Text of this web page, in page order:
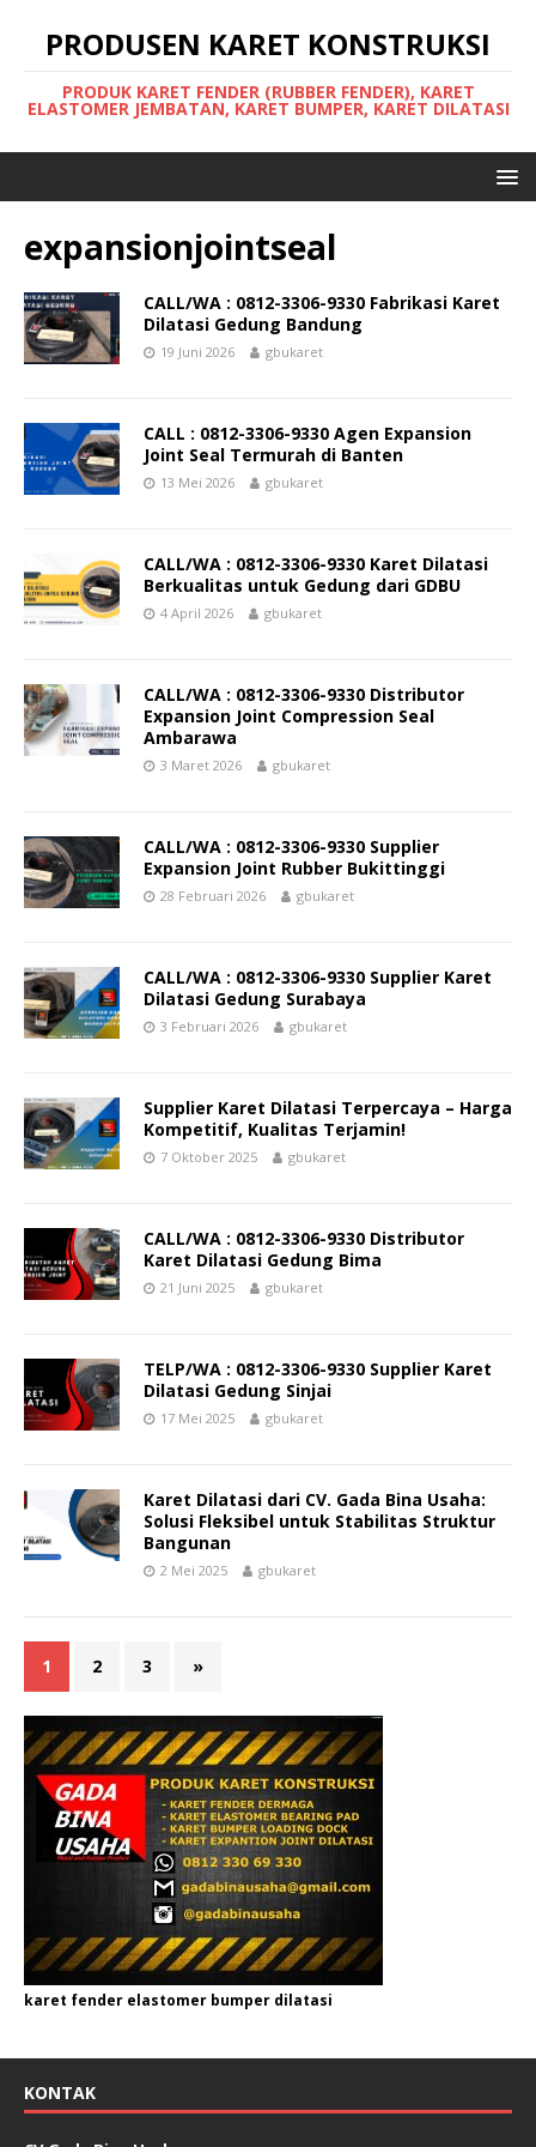
PRODUSEN KARET KONSTRUKSI
PRODUK KARET FENDER (RUBBER FENDER), KARET
ELASTOMER JEMBATAN, KARET BUMPER, KARET DILATASI
expansionjointseal
CALL/WA : 0812-3306-9330 Fabrikasi Karet
Dilatasi Gedung Bandung
19 Juni 2026 gbukaret
CALL : 0812-3306-9330 Agen Expansion
Joint Seal Termurah di Banten
13 Mei 2026 gbukaret
CALL/WA : 0812-3306-9330 Karet Dilatasi
Berkualitas untuk Gedung dari GDBU
4 April 2026 gbukaret
CALL/WA : 0812-3306-9330 Distributor
Expansion Joint Compression Seal
Ambarawa
3 Maret 2026 gbukaret
CALL/WA : 0812-3306-9330 Supplier
Expansion Joint Rubber Bukittinggi
28 Februari 2026 gbukaret
CALL/WA : 0812-3306-9330 Supplier Karet
Dilatasi Gedung Surabaya
3 Februari 2026 gbukaret
Supplier Karet Dilatasi Terpercaya – Harga
Kompetitif, Kualitas Terjamin!
7 Oktober 2025 gbukaret
CALL/WA : 0812-3306-9330 Distributor
Karet Dilatasi Gedung Bima
21 Juni 2025 gbukaret
TELP/WA : 0812-3306-9330 Supplier Karet
Dilatasi Gedung Sinjai
17 Mei 2025 gbukaret
Karet Dilatasi dari CV. Gada Bina Usaha:
Solusi Fleksibel untuk Stabilitas Struktur
Bangunan
2 Mei 2025 gbukaret
1 2 3 »
karet fender elastomer bumper dilatasi
KONTAK